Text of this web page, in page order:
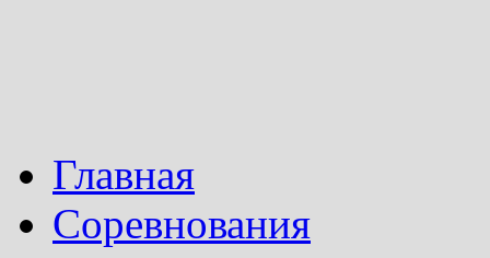
Главная
Соревнования